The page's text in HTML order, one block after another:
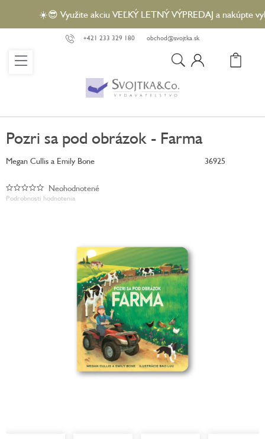
obsah
☀️😎 Využite akciu VEĽKÝ LETNÝ VÝPREDAJ a nakúpte
+421 233 329 180 obchod@svojtka.sk
Pozri sa pod obrázok - Farma
Megan Cullis a Emily Bone 36925
Podrobnosti hodnotenia
Priemerné
hodnotenie
hviezdičiek.
Neohodnotené